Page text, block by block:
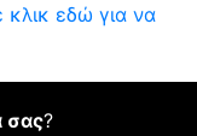
κλικ εδώ για να
σας?